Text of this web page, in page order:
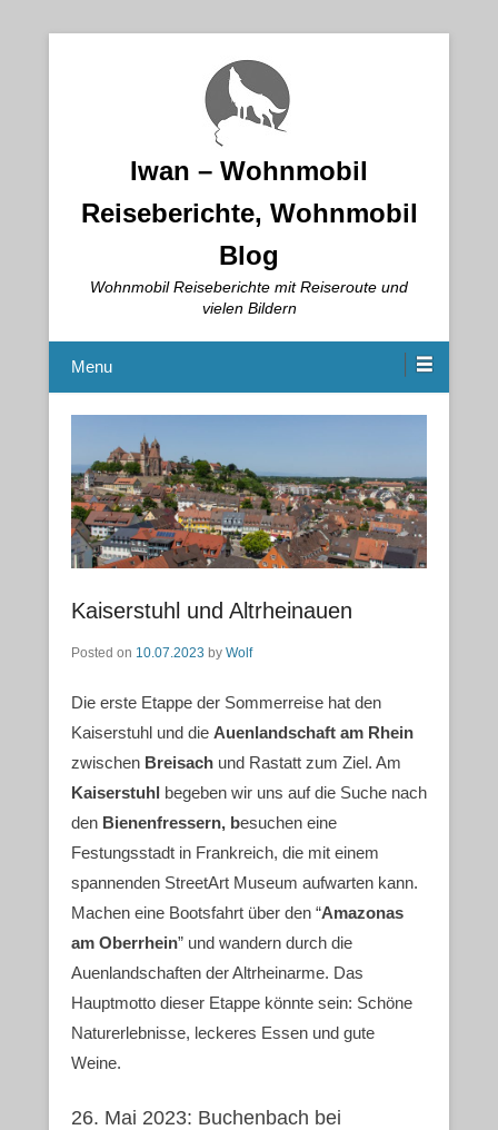
Iwan – Wohnmobil
Reiseberichte, Wohnmobil
Blog
Wohnmobil Reiseberichte mit Reiseroute und
vielen Bildern
Menu
Kaiserstuhl und Altrheinauen
Posted on 10.07.2023 by Wolf
Die erste Etappe der Sommerreise hat den
Kaiserstuhl und die Auenlandschaft am Rhein
zwischen Breisach und Rastatt zum Ziel. Am
Kaiserstuhl begeben wir uns auf die Suche nach
den Bienenfressern, besuchen eine
Festungsstadt in Frankreich, die mit einem
spannenden StreetArt Museum aufwarten kann.
Machen eine Bootsfahrt über den “Amazonas
am Oberrhein” und wandern durch die
Auenlandschaften der Altrheinarme. Das
Hauptmotto dieser Etappe könnte sein: Schöne
Naturerlebnisse, leckeres Essen und gute
Weine.
26. Mai 2023: Buchenbach bei